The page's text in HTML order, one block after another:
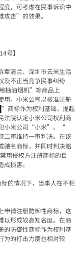
度，可考虑在民事诉讼中
攻击”的效果。
号】
覃清兰、深圳市云米生活
及不正当竞争民事纠纷
抽油烟机” 等商品上
用，小米公司以核准注册
” 商标作为权利基础，提起
法院认定小米公司权利商
小米公司 “小米” 、
“
二审维持一审判决。在该
驰名商标，并同时判决赔
用侵权方注册商标的目
损害。
的情况下，当事人在不相
申请注册防御性商标，这
以形成较高知名度。在商
的防御性商标作为权利基
为的打击力度也相对较